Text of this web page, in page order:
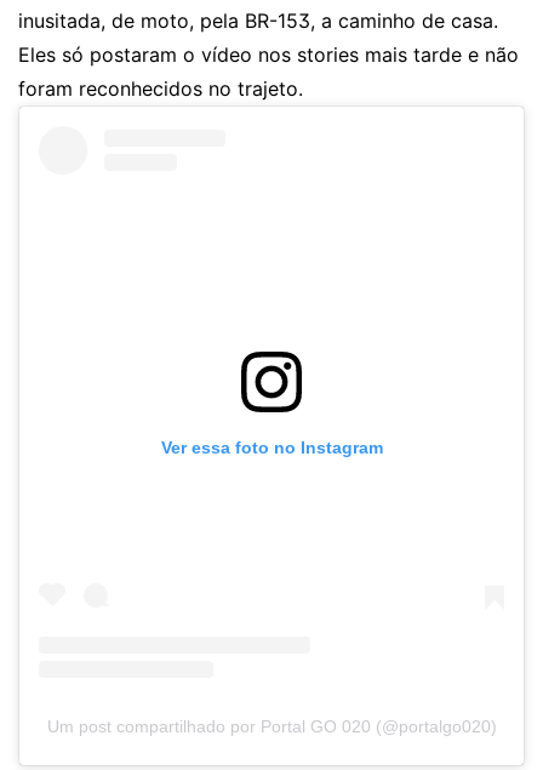
inusitada, de moto, pela BR-153, a caminho de casa.
Eles só postaram o vídeo nos stories mais tarde e não
foram reconhecidos no trajeto.
Ver essa foto no Instagram
Um post compartilhado por Portal GO 020 (@portalgo020)